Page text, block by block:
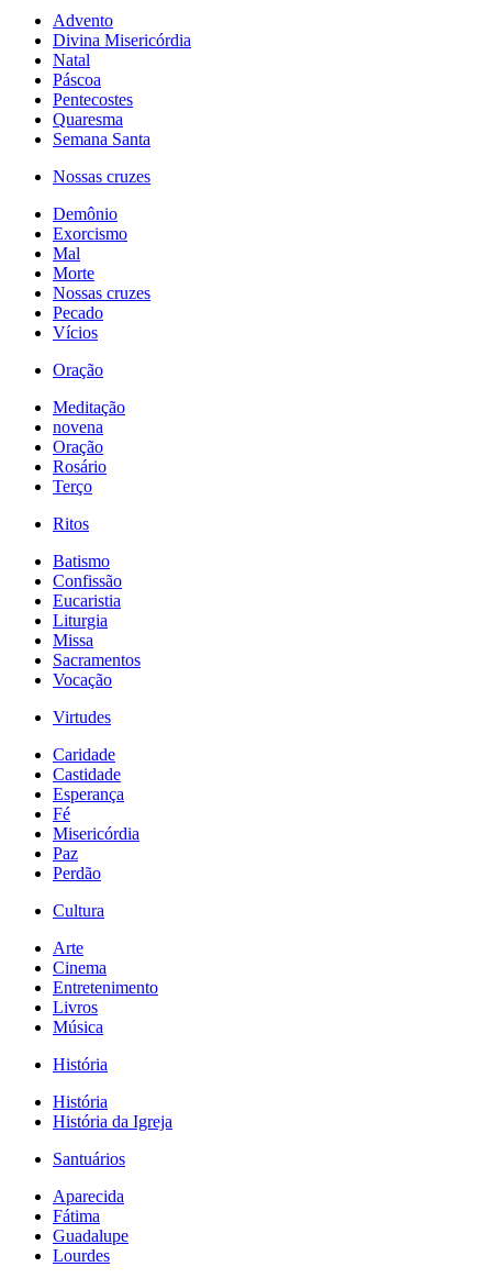
Advento
Divina Misericórdia
Natal
Páscoa
Pentecostes
Quaresma
Semana Santa
Nossas cruzes
Demônio
Exorcismo
Mal
Morte
Nossas cruzes
Pecado
Vícios
Oração
Meditação
novena
Oração
Rosário
Terço
Ritos
Batismo
Confissão
Eucaristia
Liturgia
Missa
Sacramentos
Vocação
Virtudes
Caridade
Castidade
Esperança
Fé
Misericórdia
Paz
Perdão
Cultura
Arte
Cinema
Entretenimento
Livros
Música
História
História
História da Igreja
Santuários
Aparecida
Fátima
Guadalupe
Lourdes